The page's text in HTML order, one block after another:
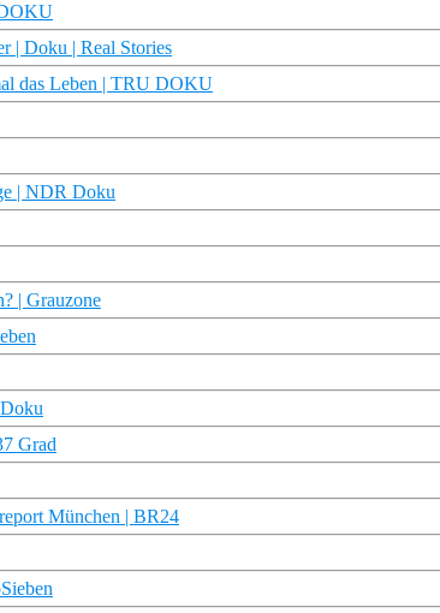
| Doku | Real Stories
das Leben | TRU DOKU
| NDR Doku
| Grauzone
Grad
München | BR24